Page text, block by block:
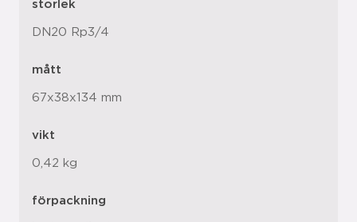
storlek
DN20 Rp3/4
mått
67x38x134 mm
vikt
0,42 kg
förpackning